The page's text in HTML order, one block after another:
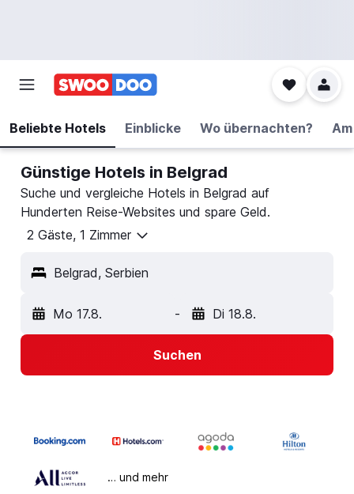
Beliebte Hotels Einblicke Wo übernachten?
Günstige Hotels in Belgrad
Suche und vergleiche Hotels in Belgrad auf
Hunderten Reise-Websites und spare Geld.
2 Gäste, 1 Zimmer
Belgrad, Serbien
Mo 17.8. - Di 18.8.
Suchen
… und mehr